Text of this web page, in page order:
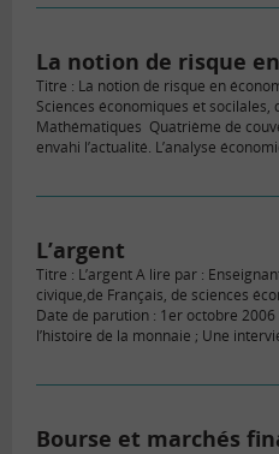
La notion de risque
Titre : La notion de risque en
Sciences économiques et socilales,
Mathématiques Quatrième de
envahi l’actualité. L’analyse
L’argent
Titre : L’argent A lire par :
civique,de Français, de sciences
Date de parution : 1er octobre
l’histoire de la monnaie ; Une
Bourse et marchés